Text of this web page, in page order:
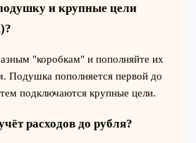
и крупные цели
"коробкам" и пополняйте их
Подушка пополняется первой до
подключаются крупные цели.
расходов до рубля?